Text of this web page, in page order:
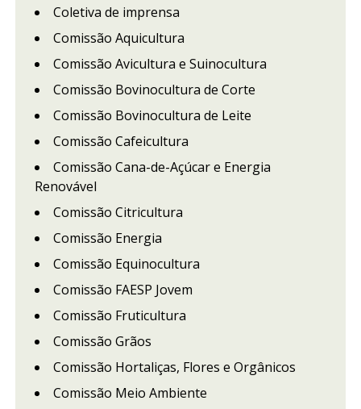
Coletiva de imprensa
Comissão Aquicultura
Comissão Avicultura e Suinocultura
Comissão Bovinocultura de Corte
Comissão Bovinocultura de Leite
Comissão Cafeicultura
Comissão Cana-de-Açúcar e Energia
Renovável
Comissão Citricultura
Comissão Energia
Comissão Equinocultura
Comissão FAESP Jovem
Comissão Fruticultura
Comissão Grãos
Comissão Hortaliças, Flores e Orgânicos
Comissão Meio Ambiente